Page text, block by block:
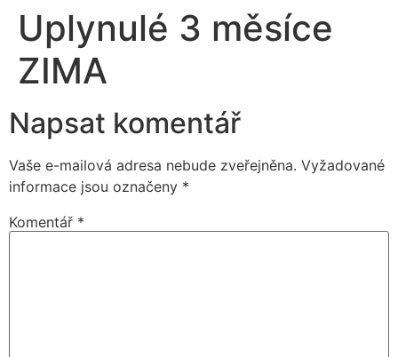
Uplynulé 3 měsíce
ZIMA
Napsat komentář
Vaše e-mailová adresa nebude zveřejněna. Vyžadované
informace jsou označeny *
Komentář *